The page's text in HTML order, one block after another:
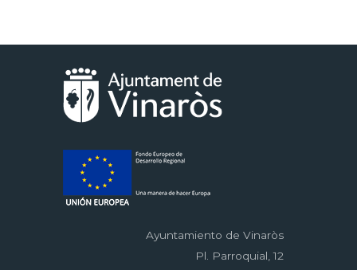
Ayuntamiento de Vinaròs
Pl. Parroquial, 12